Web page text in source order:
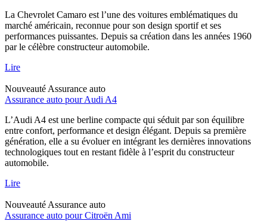
La Chevrolet Camaro est l’une des voitures emblématiques du
marché américain, reconnue pour son design sportif et ses
performances puissantes. Depuis sa création dans les années 1960
par le célèbre constructeur automobile.
Lire
Nouveauté Assurance auto
Assurance auto pour Audi A4
L’Audi A4 est une berline compacte qui séduit par son équilibre
entre confort, performance et design élégant. Depuis sa première
génération, elle a su évoluer en intégrant les dernières innovations
technologiques tout en restant fidèle à l’esprit du constructeur
automobile.
Lire
Nouveauté Assurance auto
Assurance auto pour Citroën Ami